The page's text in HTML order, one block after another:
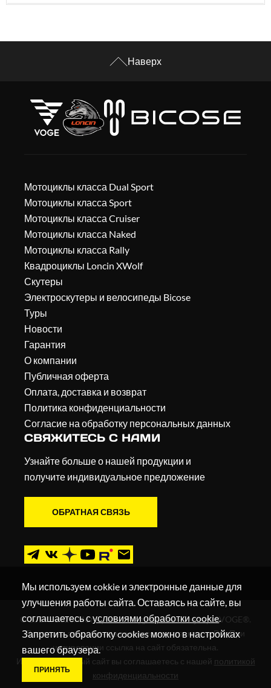
Наверх
Мотоциклы класса Dual Sport
Мотоциклы класса Sport
Мотоциклы класса Cruiser
Мотоциклы класса Naked
Мотоциклы класса Rally
Квадроциклы Loncin XWolf
Скутеры
Электроскутеры и велосипеды Bicose
Туры
Новости
Гарантия
О компании
Публичная оферта
Оплата, доставка и возврат
Политика конфиденциальности
Согласие на обработку персональных данных
СВЯЖИТЕСЬ С НАМИ
Узнайте больше о нашей продукции и
получите индивидуальное предложение
ОБРАТНАЯ СВЯЗЬ
© 2019 - 2026. Мотоциклы, квадроциклы и скутеры VOGE®.
Все права защищены в соответствии с законом РФ. При
цитировании ссылка на сайт обязательна.
Используя данный сайт вы соглашаетесь с нашей политикой
конфиденциальности
Мы используем cokkie и электронные данные для
улучшения работы сайта. Оставаясь на сайте, вы
соглашаетесь сусловиями обработки cookie.
Запретить обработку cookies можно в настройках
вашего браузера.
ПРИНЯТЬ